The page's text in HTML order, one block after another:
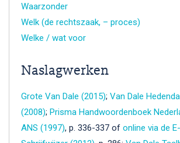
Waarzonder
Welk (de rechtszaak, – proces)
Welke / wat voor
Naslagwerken
Grote Van Dale (2015); Van Dale
(2008); Prisma Handwoordenboek
ANS (1997), p. 336-337 of online via de